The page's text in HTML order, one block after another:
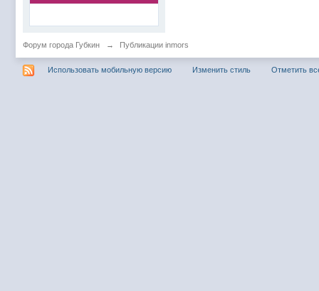
Форум города Губкин → Публикации inmors
Использовать мобильную версию Изменить стиль Отметить